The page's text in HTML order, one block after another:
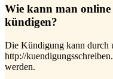
Wie kann man
kündigen?
Die Kündigung kann durch
http://
werden.